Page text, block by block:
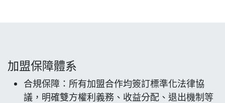
加盟保障體系
合規保障：所有加盟合作均簽訂標準化法律協
議，明確雙方權利義務、收益分配、退出機制等